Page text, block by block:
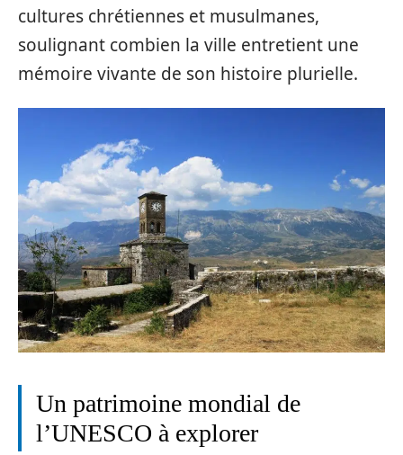
cultures chrétiennes et musulmanes,
soulignant combien la ville entretient une
mémoire vivante de son histoire plurielle.
Un patrimoine mondial de
l’UNESCO à explorer